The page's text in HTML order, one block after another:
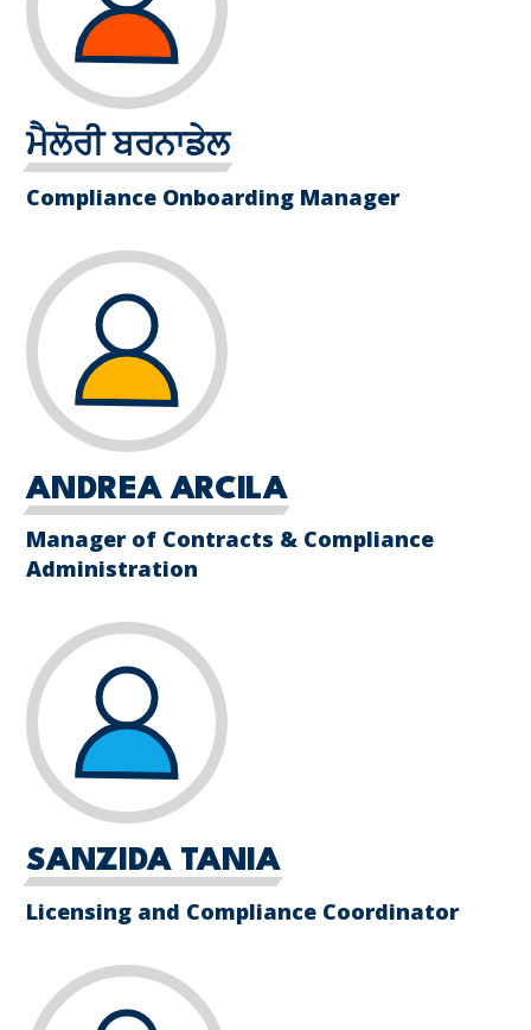
ਮੈਲੋਰੀ ਬਰਨਾਡੇਲ
Compliance Onboarding Manager
ANDREA ARCILA
Manager of Contracts & Compliance
Administration
SANZIDA TANIA
Licensing and Compliance Coordinator